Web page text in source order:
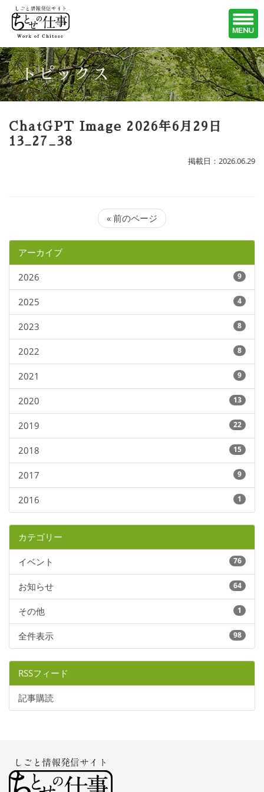
トピックス
ChatGPT Image 2026年6月29日
13_27_38
掲載日：2026.06.29
« 前のページ
アーカイブ
2026 9
2025 4
2023 8
2022 8
2021 9
2020 13
2019 22
2018 15
2017 9
2016 1
カテゴリー
イベント 76
お知らせ 64
その他 1
全件表示 98
RSSフィード
記事購読